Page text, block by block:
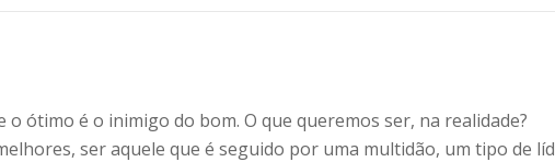
o ótimo é o inimigo do bom. O que queremos ser, na realidade?
ser aquele que é seguido por uma multidão, um tipo de